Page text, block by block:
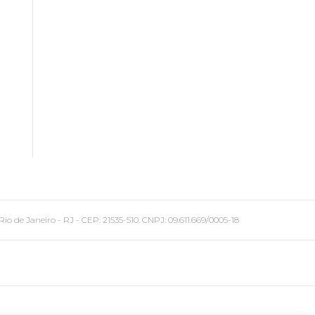
Janeiro - RJ - CEP: 21535-510. CNPJ: 09.611.669/0005-18